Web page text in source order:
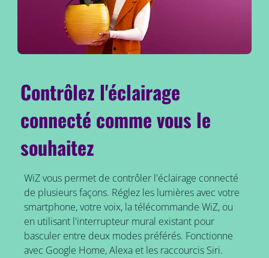
Contrôlez l'éclairage
connecté comme vous le
souhaitez
WiZ vous permet de contrôler l'éclairage connecté
de plusieurs façons. Réglez les lumières avec votre
smartphone, votre voix, la télécommande WiZ, ou
en utilisant l'interrupteur mural existant pour
basculer entre deux modes préférés. Fonctionne
avec Google Home, Alexa et les raccourcis Siri.